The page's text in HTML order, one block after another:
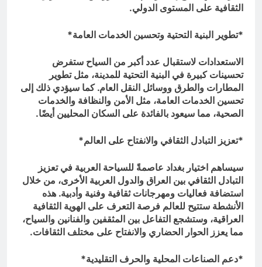
الثقافية على المستوى الدولي.
*تطوير البنية التحتية وتحسين الخدمات العامة*
الاستعدادات لاستقبال عدد أكبر من السياح ستفرض
تحسينات كبيرة في البنية التحتية للمدينة، مثل تطوير
المطارات والطرق ووسائل النقل العام. كما سيؤدي ذلك إلى
تحسين الخدمات العامة، مثل الأمن والنظافة والخدمات
الصحية، مما سيعود بالفائدة على السكان المحليين أيضًا.
*تعزيز التبادل الثقافي والانفتاح على العالم*
سيساهم اختيار بغداد عاصمةً للسياحة العربية في تعزيز
التبادل الثقافي بين العراق والدول العربية الأخرى، من خلال
استضافة فعاليات ومهرجانات ثقافية وفنية وأدبية. هذه
الأنشطة ستتيح للعالم فرصة التعرف على الهوية الثقافية
العراقية، وستشجع التفاعل بين المثقفين والفنانين والسياح،
مما يعزز الحوار الحضاري والانفتاح على مختلف الثقافات.
*دعم الصناعات المحلية والحرف التقليدية*